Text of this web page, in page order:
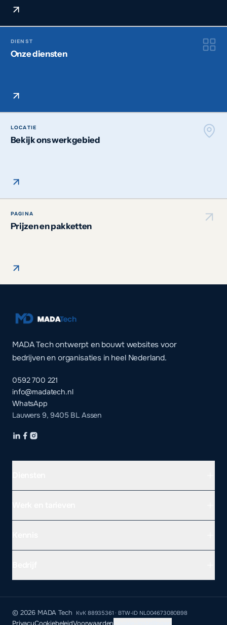
DIENST
Onze diensten
LOCATIE
Bekijk ons werkgebied
PAGINA
Prijzen en pakketten
MADA Tech ontwerpt en bouwt websites voor
bedrijven en organisaties in heel Nederland.
0592 700 221
info@madatech.nl
WhatsApp
Lauwers 9, 9405 BL Assen
Groningen
© 2026 MADA Tech KvK 88935361 · BTW-ID NL004673080B98
PrivacyCookiebeleidVoorwaarden